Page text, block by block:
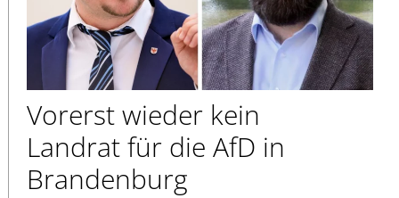
Vorerst wieder kein
Landrat für die AfD in
Brandenburg